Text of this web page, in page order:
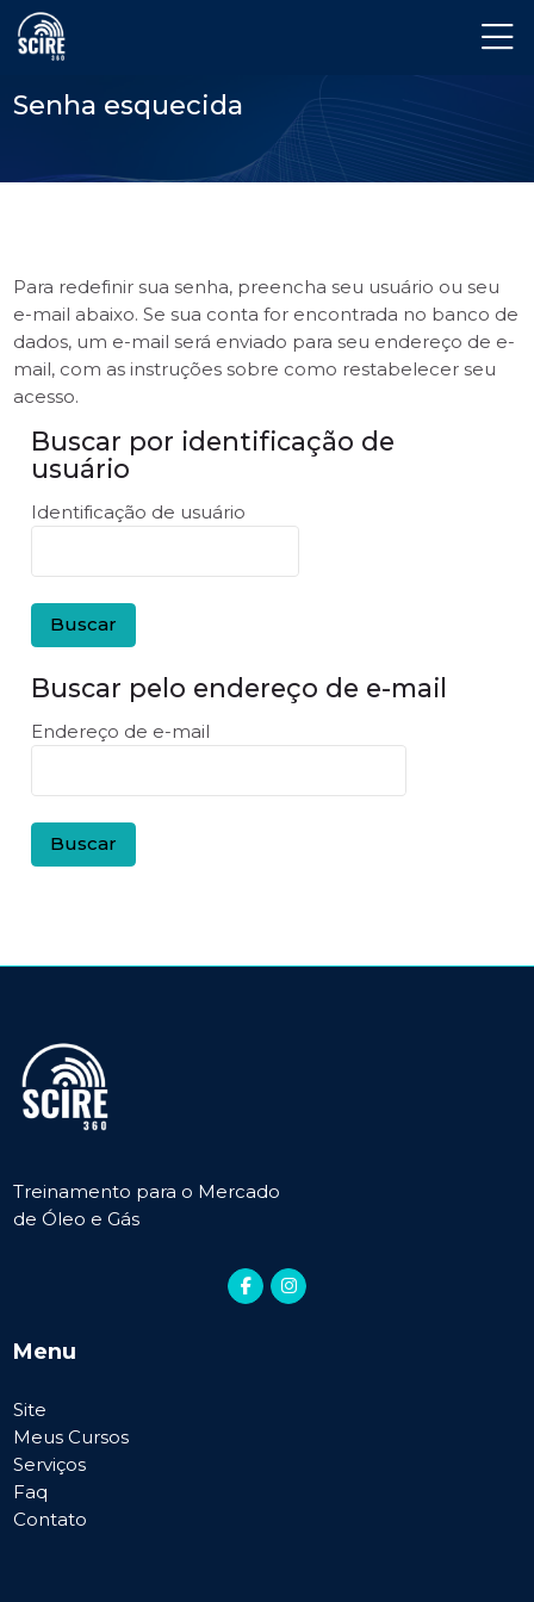
Skip to navigation
Skip to login form
Ir para o conteúdo principal
Skip to accessibility options
Skip to footer
Skip accessibility options
Senha esquecida
Para redefinir sua senha, preencha seu usuário ou seu
e-mail abaixo. Se sua conta for encontrada no banco de
dados, um e-mail será enviado para seu endereço de e-
mail, com as instruções sobre como restabelecer seu
acesso.
Buscar por identificação de usuário
Buscar por identificação de
usuário
Identificação de usuário
Buscar pelo endereço de e-mail
Buscar pelo endereço de e-mail
Endereço de e-mail
Treinamento para o Mercado
de Óleo e Gás
Menu
Site
Meus Cursos
Serviços
Faq
Contato